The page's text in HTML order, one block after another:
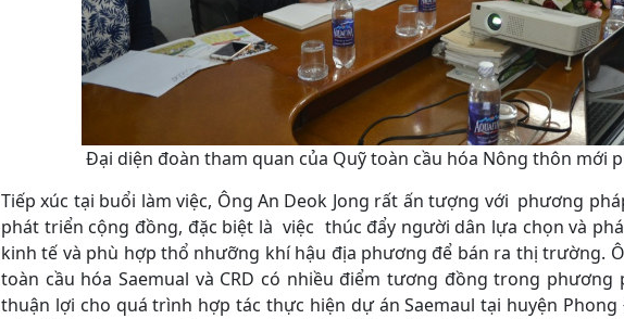
Đại diện đoàn tham quan của Quỹ toàn cầu hóa Nông thôn mới
Tiếp xúc tại buổi làm việc, Ông An Deok Jong rất ấn tượng với phương
phát triển cộng đồng, đặc biệt là việc thúc đẩy người dân lựa chọn và
kinh tế và phù hợp thổ nhưỡng khí hậu địa phương để bán ra thị trường.
toàn cầu hóa Saemual và CRD có nhiều điểm tương đồng trong phương
thuận lợi cho quá trình hợp tác thực hiện dự án Saemaul tại huyện Phong